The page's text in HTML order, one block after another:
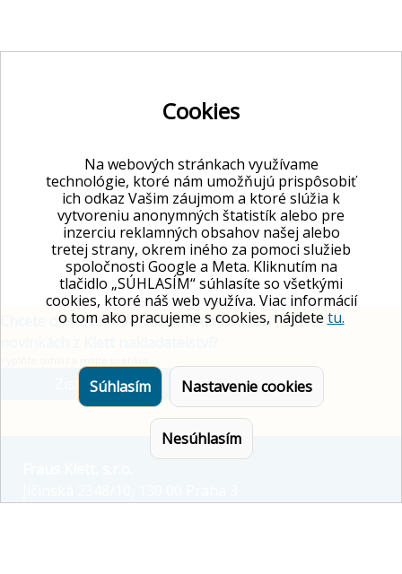
Chcete dostávať informácie o udalostiach, zľavách a
Zistite viac
Cookies
Na webových stránkach využívame
technológie, ktoré nám umožňujú prispôsobiť
ich odkaz Vašim záujmom a ktoré slúžia k
vytvoreniu anonymných štatistík alebo pre
inzerciu reklamných obsahov našej alebo
tretej strany, okrem iného za pomoci služieb
spoločnosti Google a Meta. Kliknutím na
tlačidlo „SÚHLASÍM“ súhlasíte so všetkými
cookies, ktoré náš web využíva. Viac informácií
o tom ako pracujeme s cookies, nájdetetu.
Súhlasím Nastavenie cookies
Nesúhlasím